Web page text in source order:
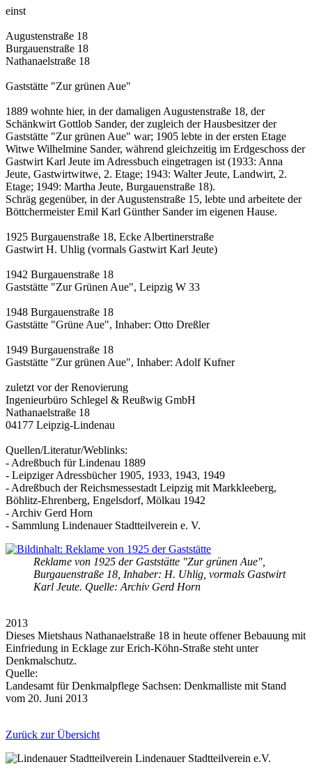
einst
Augustenstraße 18
Burgauenstraße 18
Nathanaelstraße 18
Gaststätte "Zur grünen Aue"
1889 wohnte hier, in der damaligen Augustenstraße 18, der
Schänkwirt Gottlob Sander, der zugleich der Hausbesitzer der
Gaststätte "Zur grünen Aue" war; 1905 lebte in der ersten Etage
Witwe Wilhelmine Sander, während gleichzeitig im Erdgeschoss der
Gastwirt Karl Jeute im Adressbuch eingetragen ist (1933: Anna
Jeute, Gastwirtwitwe, 2. Etage; 1943: Walter Jeute, Landwirt, 2.
Etage; 1949: Martha Jeute, Burgauenstraße 18).
Schräg gegenüber, in der Augustenstraße 15, lebte und arbeitete der
Böttchermeister Emil Karl Günther Sander im eigenen Hause.
1925 Burgauenstraße 18, Ecke Albertinerstraße
Gastwirt H. Uhlig (vormals Gastwirt Karl Jeute)
1942 Burgauenstraße 18
Gaststätte "Zur Grünen Aue", Leipzig W 33
1948 Burgauenstraße 18
Gaststätte "Grüne Aue", Inhaber: Otto Dreßler
1949 Burgauenstraße 18
Gaststätte "Zur grünen Aue", Inhaber: Adolf Kufner
zuletzt vor der Renovierung
Ingenieurbüro Schlegel & Reußwig GmbH
Nathanaelstraße 18
04177 Leipzig-Lindenau
Quellen/Literatur/Weblinks:
- Adreßbuch für Lindenau 1889
- Leipziger Adressbücher 1905, 1933, 1943, 1949
- Adreßbuch der Reichsmessestadt Leipzig mit Markkleeberg,
Böhlitz-Ehrenberg, Engelsdorf, Mölkau 1942
- Archiv Gerd Horn
- Sammlung Lindenauer Stadtteilverein e. V.
Reklame von 1925 der Gaststätte "Zur grünen Aue",
Burgauenstraße 18, Inhaber: H. Uhlig, vormals Gastwirt
Karl Jeute. Quelle: Archiv Gerd Horn
2013
Dieses Mietshaus Nathanaelstraße 18 in heute offener Bebauung mit
Einfriedung in Ecklage zur Erich-Köhn-Straße steht unter
Denkmalschutz.
Quelle:
Landesamt für Denkmalpflege Sachsen: Denkmalliste mit Stand
vom 20. Juni 2013
Zurück zur Übersicht
Lindenauer Stadtteilverein e.V.